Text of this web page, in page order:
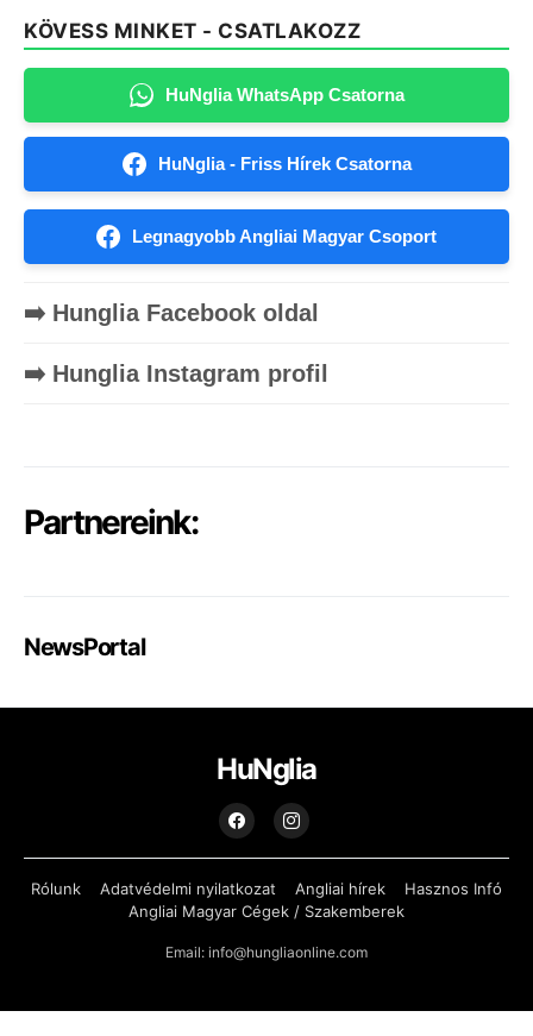
KÖVESS MINKET - CSATLAKOZZ
HuNglia WhatsApp Csatorna
HuNglia - Friss Hírek Csatorna
Legnagyobb Angliai Magyar Csoport
➡️ Hunglia Facebook oldal
➡️ Hunglia Instagram profil
Partnereink:
NewsPortal
HuNglia
Rólunk Adatvédelmi nyilatkozat Angliai hírek
Hasznos Infó
Angliai Magyar Cégek / Szakemberek
Email: info@hungliaonline.com